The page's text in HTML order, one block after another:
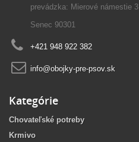
prevádzka: Mierové námestie 3
Senec 90301
+421 948 922 382
info@obojky-pre-psov.sk
Kategórie
Chovateľské potreby
Krmivo